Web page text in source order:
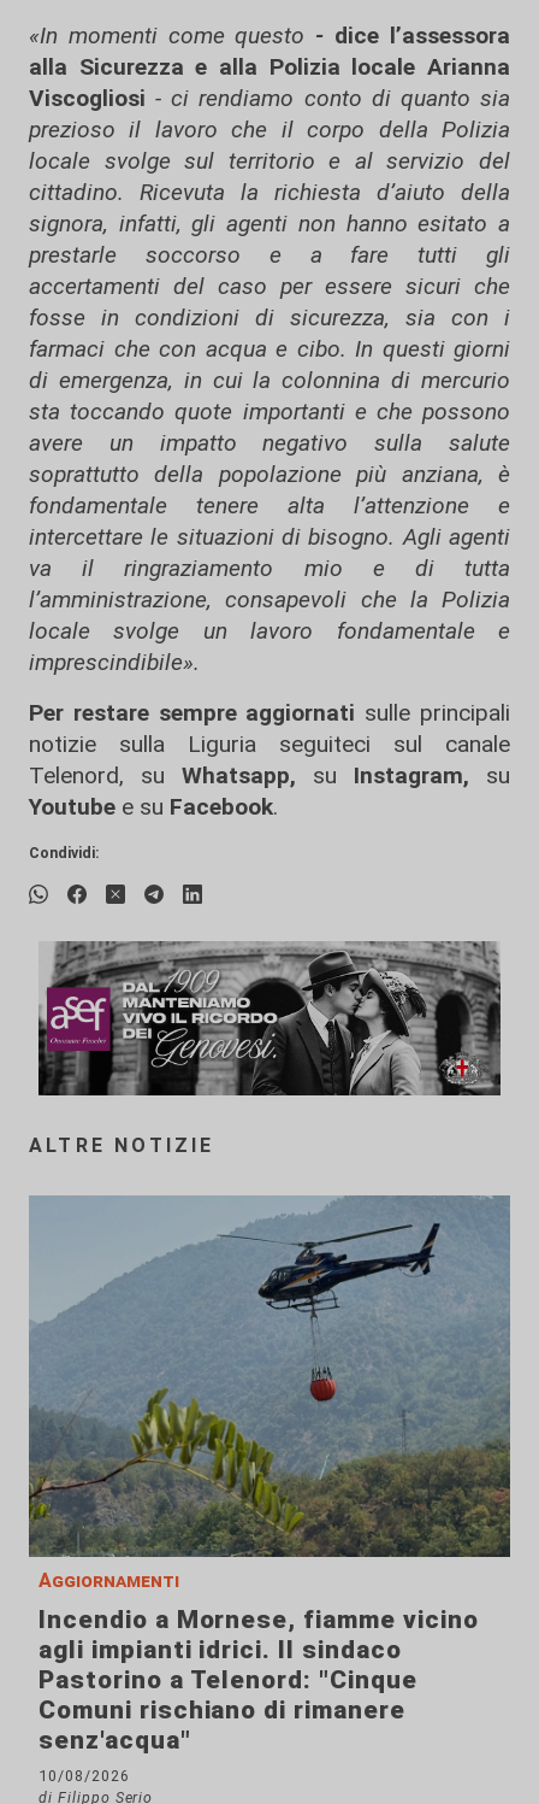
«In momenti come questo - dice l’assessora
alla Sicurezza e alla Polizia locale Arianna
Viscogliosi- ci rendiamo conto di quanto sia
prezioso il lavoro che il corpo della Polizia
locale svolge sul territorio e al servizio del
cittadino. Ricevuta la richiesta d’aiuto della
signora, infatti, gli agenti non hanno esitato a
prestarle soccorso e a fare tutti gli
accertamenti del caso per essere sicuri che
fosse in condizioni di sicurezza, sia con i
farmaci che con acqua e cibo. In questi giorni
di emergenza, in cui la colonnina di mercurio
sta toccando quote importanti e che possono
avere un impatto negativo sulla salute
soprattutto della popolazione più anziana, è
fondamentale tenere alta l’attenzione e
intercettare le situazioni di bisogno. Agli agenti
va il ringraziamento mio e di tutta
l’amministrazione, consapevoli che la Polizia
locale svolge un lavoro fondamentale e
imprescindibile».
Per restare sempre aggiornati sulle principali
notizie sulla Liguria seguiteci sul canale
Telenord, su
Whatsapp, su Instagram, su
Youtube e su Facebook.
Condividi:
ALTRE NOTIZIE
Aggiornamenti
Incendio a Mornese, fiamme vicino
agli impianti idrici. Il sindaco
Pastorino a Telenord: "Cinque
Comuni rischiano di rimanere
senz'acqua"
10/08/2026
di Filippo Serio